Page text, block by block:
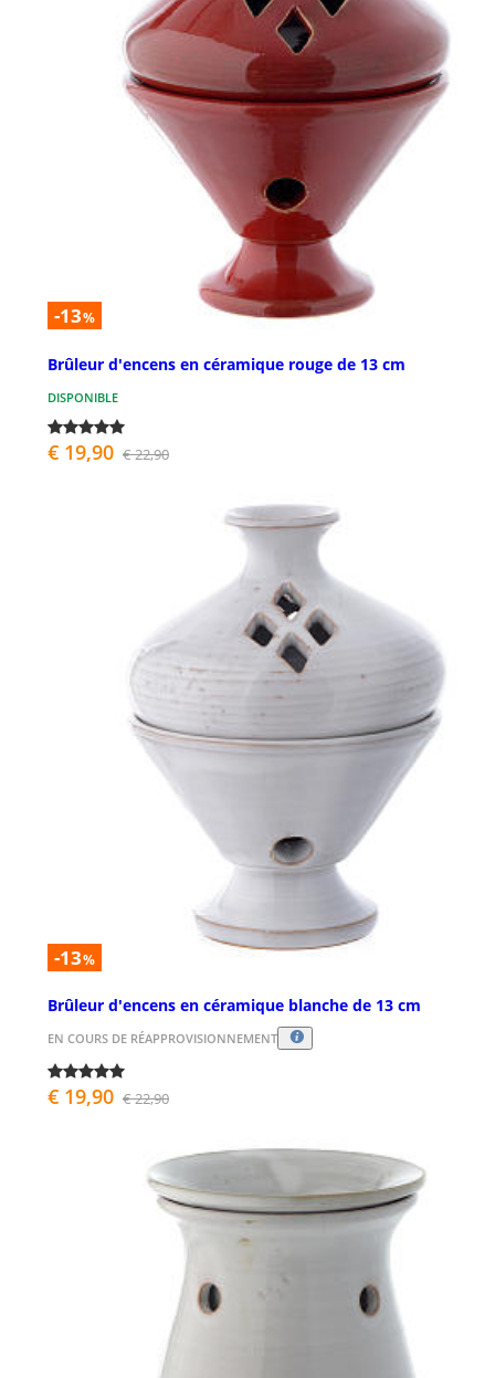
-13%
Brûleur d'encens en céramique rouge de 13 cm
DISPONIBLE
€ 19,90 € 22,90
-13%
Brûleur d'encens en céramique blanche de 13 cm
EN COURS DE RÉAPPROVISIONNEMENT
€ 19,90 € 22,90